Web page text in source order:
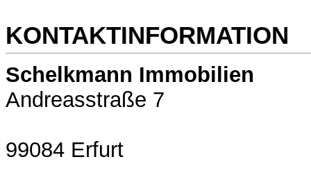
KONTAKTINFORMATION
Schelkmann Immobilien
Andreasstraße 7
99084 Erfurt